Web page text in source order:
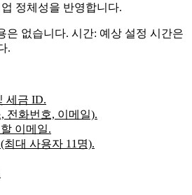
정체성을 반영합니다.
은 없습니다. 시간: 예상 설정 시간은
.
세금 ID.
전화번호, 이메일).
이메일.
대 사용자 11명).